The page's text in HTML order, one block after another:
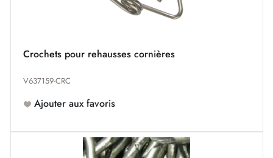
Crochets pour rehausses cornières
V637159-CRC
Ajouter aux favoris